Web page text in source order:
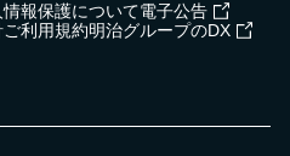
報保護について電子公告
ご利用規約明治グループのDX